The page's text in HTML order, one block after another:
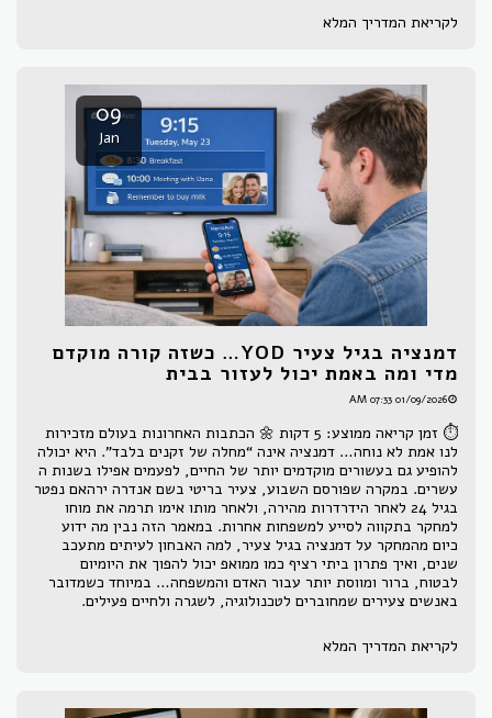
לקריאת המדריך המלא
09
Jan
דמנציה בגיל צעיר YOD… כשזה קורה מוקדם
מדי ומה באמת יכול לעזור בבית
01/09/2026 07:33 AM
⏱ זמן קריאה ממוצע: 5 דקות 🌼 הכתבות האחרונות בעולם מזכירות
לנו אמת לא נוחה… דמנציה אינה “מחלה של זקנים בלבד”. היא יכולה
להופיע גם בעשורים מוקדמים יותר של החיים, לפעמים אפילו בשנות ה
עשרים. במקרה שפורסם השבוע, צעיר בריטי בשם אנדרה ירהאם נפטר
בגיל 24 לאחר הידרדרות מהירה, ולאחר מותו אימו תרמה את מוחו
למחקר בתקווה לסייע למשפחות אחרות. במאמר הזה נבין מה ידוע
כיום מהמחקר על דמנציה בגיל צעיר, למה האבחון לעיתים מתעכב
שנים, ואיך פתרון ביתי רציף כמו ממואפ יכול להפוך את היומיום
לבטוח, ברור ומווסת יותר עבור האדם והמשפחה… במיוחד כשמדובר
באנשים צעירים שמחוברים לטכנולוגיה, לשגרה ולחיים פעילים.
לקריאת המדריך המלא